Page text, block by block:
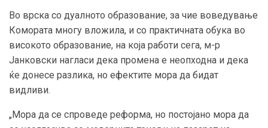
Во врска со дуалното образование, за чие воведување
Комората многу вложила, и со практичната обука во
високото образование, на која работи сега, м-р
Јанковски нагласи дека промена е неопходна и дека
ќе донесе разлика, но ефектите мора да бидат
видливи.
„Мора да се спроведе реформа, но постојано мора да